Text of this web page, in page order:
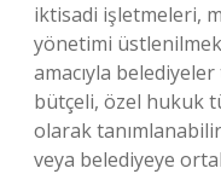
iktisadi işletmeleri,
yönetimi
amacıyla
bütçeli, özel hukuk
olarak
veya belediyeye